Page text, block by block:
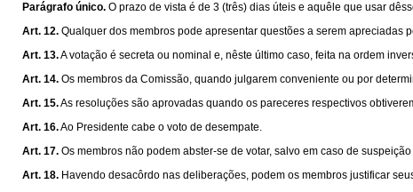
Parágrafo único. O prazo de vista é de 3 (três) dias úteis e aquêle que usar
Art. 12. Qualquer dos membros pode apresentar questões a serem apreciadas
Art. 13.A votação é secreta ou nominal e, nêste último caso, feita na ordem
Art. 14. Os membros da Comissão, quando julgarem conveniente ou por
Art. 15.As resoluções são aprovadas quando os pareceres respectivos
Art. 16.Ao Presidente cabe o voto de desempate.
Art. 17. Os membros não podem abster-se de votar, salvo em caso de
Art. 18. Havendo desacôrdo nas deliberações, podem os membros justificar